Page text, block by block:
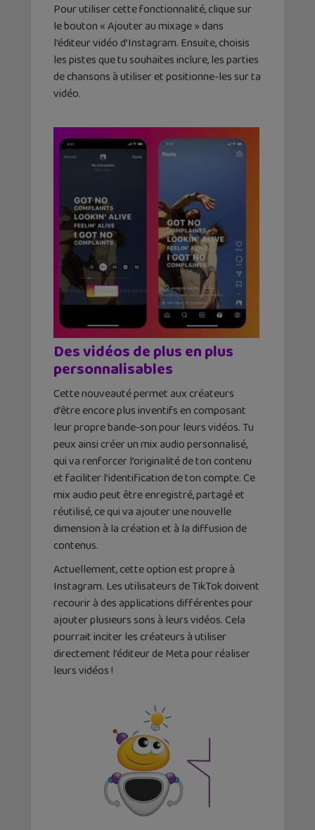
Pour utiliser cette fonctionnalité, clique sur
le bouton « Ajouter au mixage » dans
l’éditeur vidéo d’Instagram. Ensuite, choisis
les pistes que tu souhaites inclure, les parties
de chansons à utiliser et positionne-les sur ta
vidéo.
Des vidéos de plus en plus
personnalisables
Cette nouveauté permet aux créateurs
d’être encore plus inventifs en composant
leur propre bande-son pour leurs vidéos. Tu
peux ainsi créer un mix audio personnalisé,
qui va renforcer l’originalité de ton contenu
et faciliter l’identification de ton compte. Ce
mix audio peut être enregistré, partagé et
réutilisé, ce qui va ajouter une nouvelle
dimension à la création et à la diffusion de
contenus.
Actuellement, cette option est propre à
Instagram. Les utilisateurs de TikTok doivent
recourir à des applications différentes pour
ajouter plusieurs sons à leurs vidéos. Cela
pourrait inciter les créateurs à utiliser
directement l’éditeur de Meta pour réaliser
leurs vidéos !